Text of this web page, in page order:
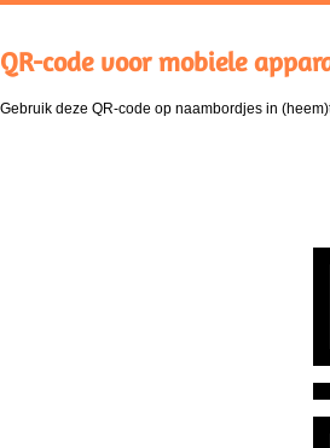
QR-code voor mobiele
Gebruik deze QR-code op naambordjes in